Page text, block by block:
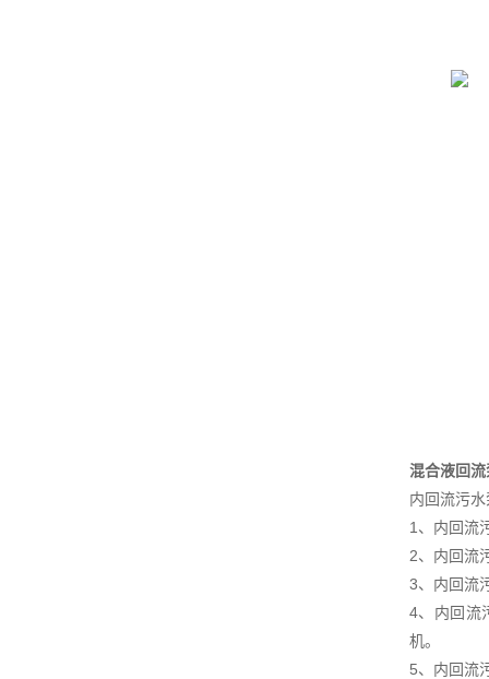
混合液回
内回流污
1、内回流
2、内回流
3、内回流
4、内回流
机。
5、内回流